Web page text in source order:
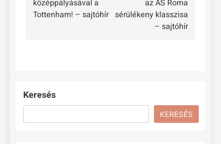
középpályásával a
Tottenham! – sajtóhír
az AS Roma
sérülékeny klasszisa
– sajtóhír
Keresés
KERESÉS